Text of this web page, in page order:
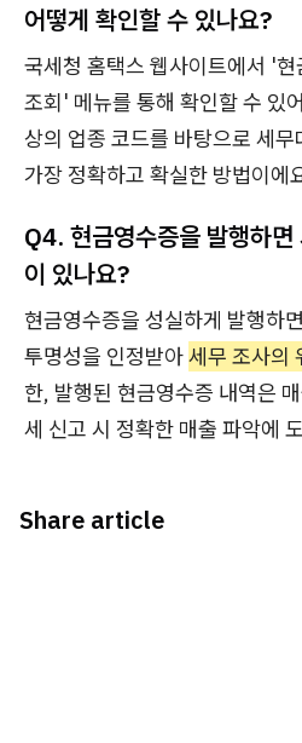
어떻게 확인할 수 있나요?
국세청 홈택스 웹사이트에서 '
조회' 메뉴를 통해 확인할 수 있
상의 업종 코드를 바탕으로 세
가장 정확하고 확실한 방법이에
Q4. 현금영수증을 발행하
이 있나요?
현금영수증을 성실하게 발행하
투명성을 인정받아세무 조사의
한, 발행된 현금영수증 내역은
세 신고 시 정확한 매출 파악에
Share article